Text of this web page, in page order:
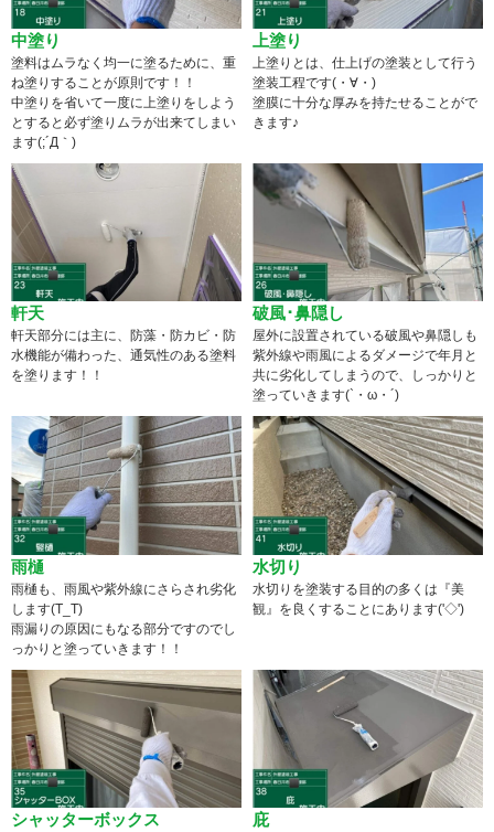
中塗り
塗料はムラなく均一に塗るために、重
ね塗りすることが原則です！！
中塗りを省いて一度に上塗りをしよう
とすると必ず塗りムラが出来てしまい
ます(;´Д｀)
上塗り
上塗りとは、仕上げの塗装として行う
塗装工程です(・∀・)
塗膜に十分な厚みを持たせることがで
きます♪
軒天
軒天部分には主に、防藻・防カビ・防
水機能が備わった、通気性のある塗料
を塗ります！！
破風･鼻隠し
屋外に設置されている破風や鼻隠しも
紫外線や雨風によるダメージで年月と
共に劣化してしまうので、しっかりと
塗っていきます(`・ω・´)
雨樋
雨樋も、雨風や紫外線にさらされ劣化
します(T_T)
雨漏りの原因にもなる部分ですのでし
っかりと塗っていきます！！
水切り
水切りを塗装する目的の多くは『美
観』を良くすることにあります('◇')ゞ
シャッターボックス 庇